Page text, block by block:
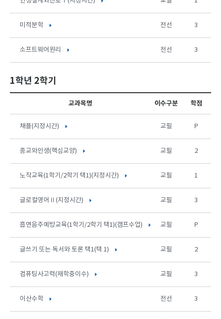
미적분학 전선 3
소프트웨어원리 전선 3
1학년 2학기
교과목명 이수구분 학점
채플(지정시간) 교필 P
종교와인생(핵심교양) 교필 2
노작교육(1학기/2학기 택1)(지정시간) 교필 1
글로컬영어Ⅱ(지정시간) 교필 3
흡연음주예방교육(1학기/2학기 택1)(캠프수업) 교필 P
글쓰기 또는 독서와 토론 택1(택 1) 교필 2
컴퓨팅사고력(재학중이수) 교필 3
이산수학 전선 3